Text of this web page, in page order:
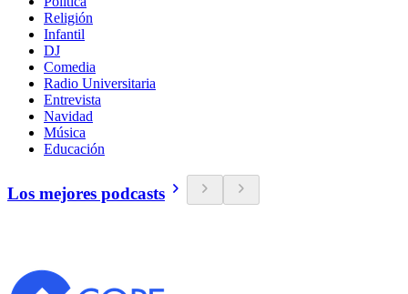
Religión
Infantil
DJ
Comedia
Radio Universitaria
Entrevista
Navidad
Música
Educación
Los mejores podcasts